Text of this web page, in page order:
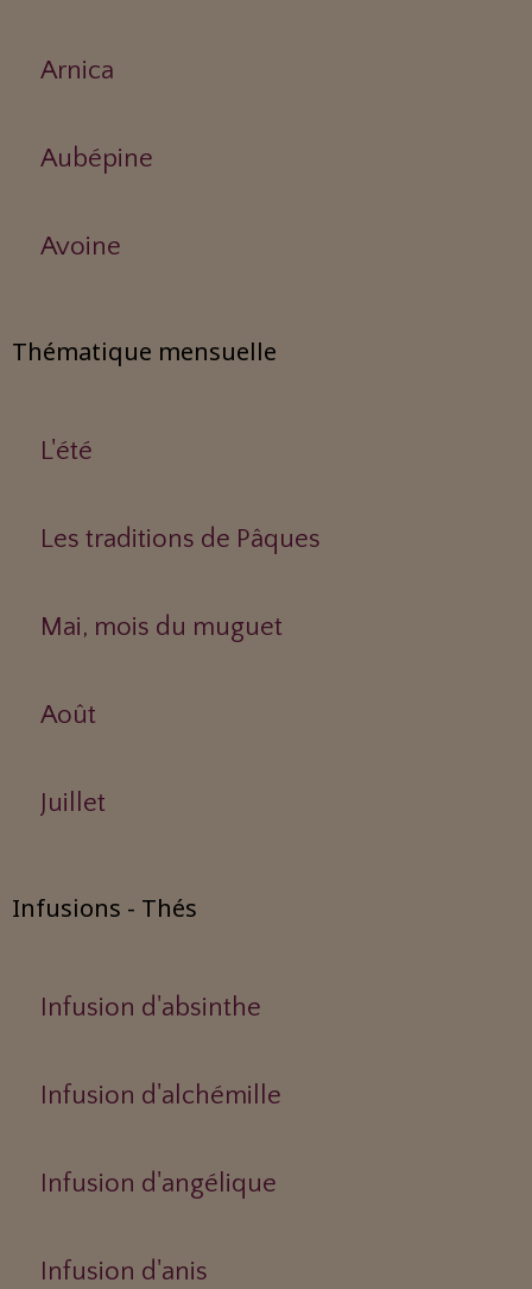
Arnica
Aubépine
Avoine
Thématique mensuelle
L'été
Les traditions de Pâques
Mai, mois du muguet
Août
Juillet
Infusions - Thés
Infusion d'absinthe
Infusion d'alchémille
Infusion d'angélique
Infusion d'anis